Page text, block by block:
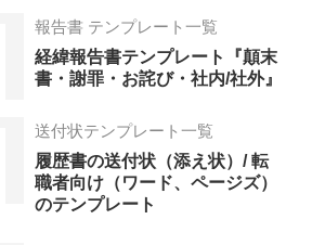
報告書 テンプレート一覧
経緯報告書テンプレート『顛末
書・謝罪・お詫び・社内/社外』
送付状テンプレート一覧
履歴書の送付状（添え状）/ 転
職者向け（ワード、ページズ）
のテンプレート